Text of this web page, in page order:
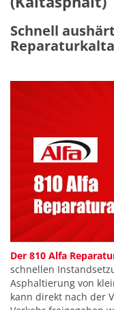
Schnell
Der 810 Alfa
schnellen
Asphaltierung von
kann direkt nach der